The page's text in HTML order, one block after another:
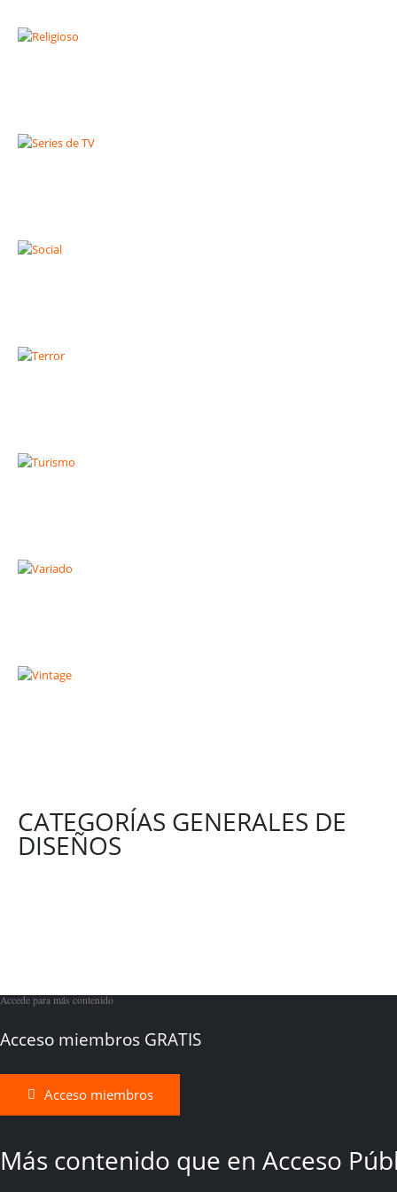
CATEGORÍAS GENERALES DE
DISEÑOS
Accede para más contenido
Acceso miembros GRATIS
Acceso miembros
Más contenido que en Acceso